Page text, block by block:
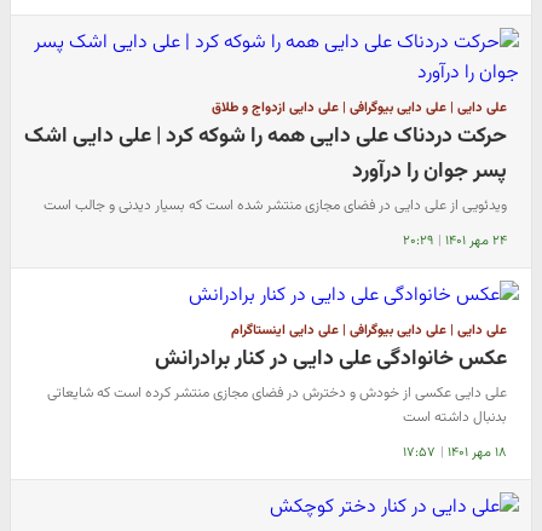
علی دایی | علی دایی بیوگرافی | علی دایی ازدواج و طلاق
حرکت دردناک علی دایی همه را شوکه کرد | علی دایی اشک
پسر جوان را درآورد
ویدئویی از علی دایی در فضای مجازی منتشر شده است که بسیار دیدنی و جالب است
۲۴ مهر ۱۴۰۱ | ۲۰:۲۹
علی دایی | علی دایی بیوگرافی | علی دایی اینستاگرام
عکس خانوادگی علی دایی در کنار برادرانش
علی دایی عکسی از خودش و دخترش در فضای مجازی منتشر کرده است که شایعاتی
بدنبال داشته است
۱۸ مهر ۱۴۰۱ | ۱۷:۵۷